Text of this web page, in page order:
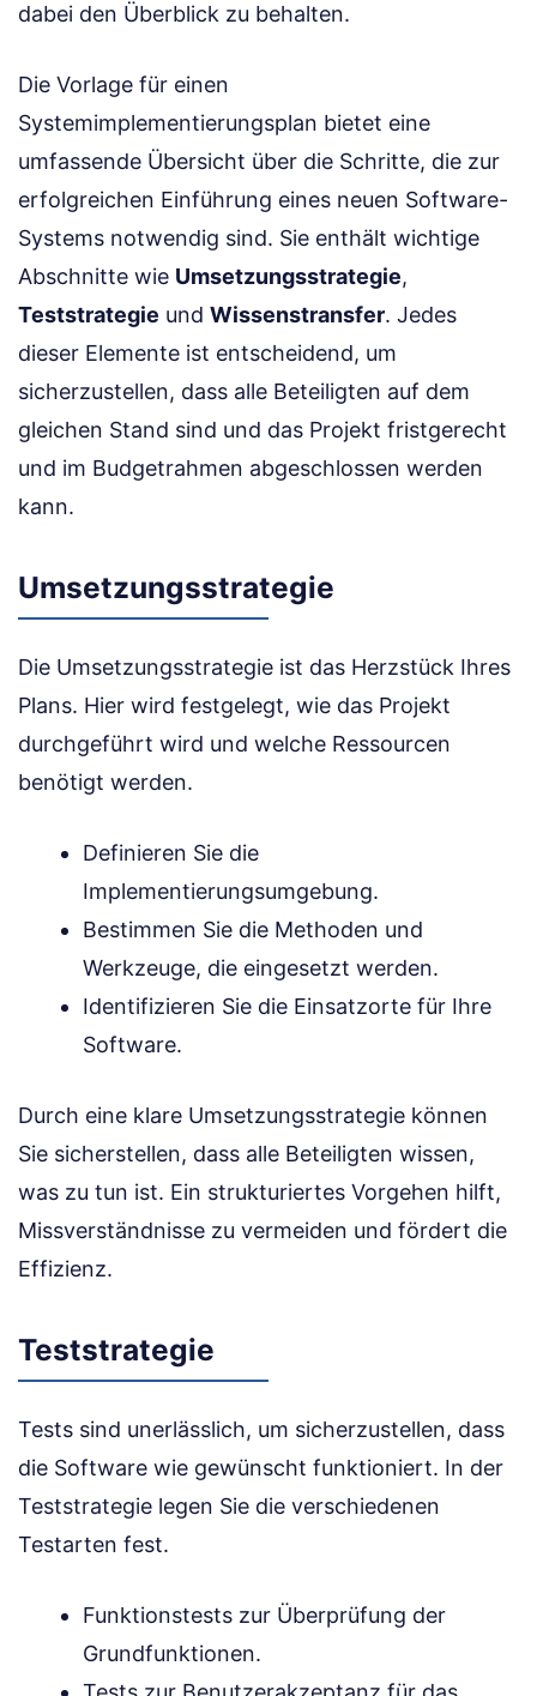
dabei den Überblick zu behalten.
Die Vorlage für einen
Systemimplementierungsplan bietet eine
umfassende Übersicht über die Schritte, die zur
erfolgreichen Einführung eines neuen Software-
Systems notwendig sind. Sie enthält wichtige
Abschnitte wie Umsetzungsstrategie,
Teststrategie und Wissenstransfer. Jedes
dieser Elemente ist entscheidend, um
sicherzustellen, dass alle Beteiligten auf dem
gleichen Stand sind und das Projekt fristgerecht
und im Budgetrahmen abgeschlossen werden
kann.
Umsetzungsstrategie
Die Umsetzungsstrategie ist das Herzstück Ihres
Plans. Hier wird festgelegt, wie das Projekt
durchgeführt wird und welche Ressourcen
benötigt werden.
Definieren Sie die
Implementierungsumgebung.
Bestimmen Sie die Methoden und
Werkzeuge, die eingesetzt werden.
Identifizieren Sie die Einsatzorte für Ihre
Software.
Durch eine klare Umsetzungsstrategie können
Sie sicherstellen, dass alle Beteiligten wissen,
was zu tun ist. Ein strukturiertes Vorgehen hilft,
Missverständnisse zu vermeiden und fördert die
Effizienz.
Teststrategie
Tests sind unerlässlich, um sicherzustellen, dass
die Software wie gewünscht funktioniert. In der
Teststrategie legen Sie die verschiedenen
Testarten fest.
Funktionstests zur Überprüfung der
Grundfunktionen.